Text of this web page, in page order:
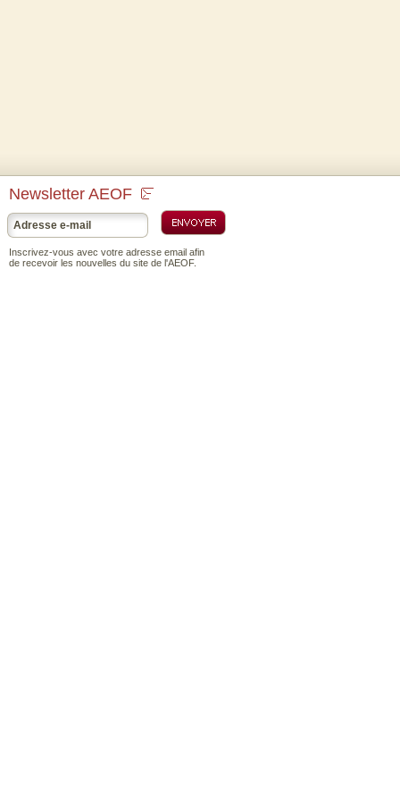
Newsletter AEOF
Inscrivez-vous avec votre adresse email afin
de recevoir les nouvelles du site de l'AEOF.